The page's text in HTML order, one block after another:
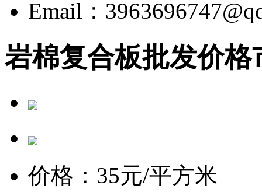
Email：
岩棉复合板批发价
价格： 35元/平方米